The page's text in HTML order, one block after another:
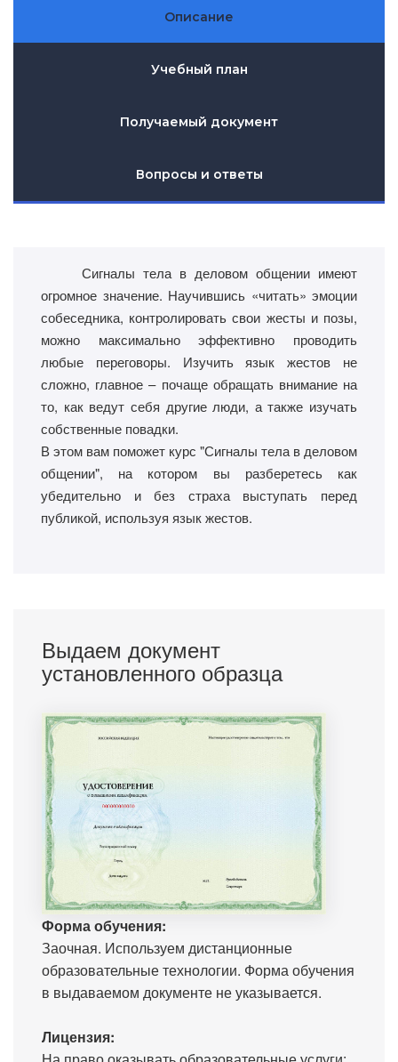
Описание
Учебный план
Получаемый документ
Вопросы и ответы
Сигналы тела в деловом общении имеют
огромное значение. Научившись «читать» эмоции
собеседника, контролировать свои жесты и позы,
можно максимально эффективно проводить
любые переговоры. Изучить язык жестов не
сложно, главное – почаще обращать внимание на
то, как ведут себя другие люди, а также изучать
собственные повадки.
В этом вам поможет курс "Сигналы тела в деловом
общении", на котором вы разберетесь как
убедительно и без страха выступать перед
публикой, используя язык жестов.
Выдаем документ
установленного образца
Форма обучения:
Заочная. Используем дистанционные
образовательные технологии. Форма обучения
в выдаваемом документе не указывается.
Лицензия: